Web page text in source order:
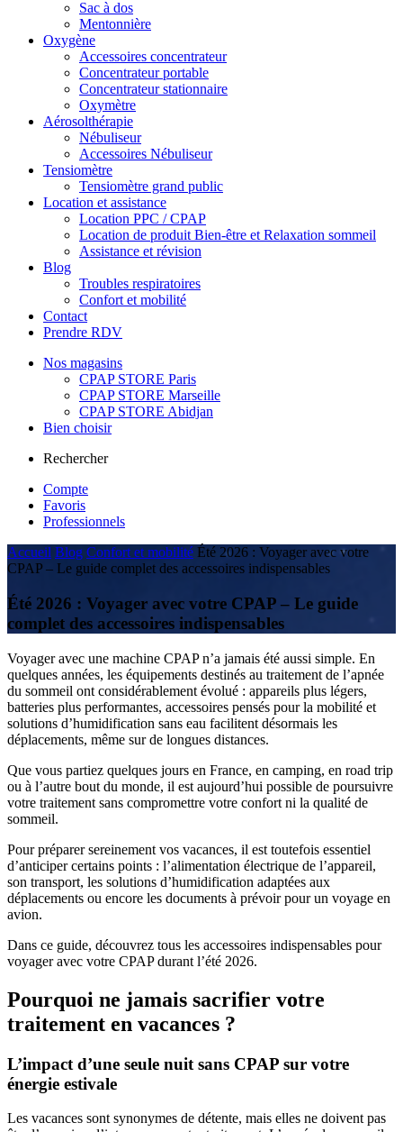
Sac à dos
Mentonnière
Oxygène
Accessoires concentrateur
Concentrateur portable
Concentrateur stationnaire
Oxymètre
Aérosolthérapie
Nébuliseur
Accessoires Nébuliseur
Tensiomètre
Tensiomètre grand public
Location et assistance
Location PPC / CPAP
Location de produit Bien-être et Relaxation sommeil
Assistance et révision
Blog
Troubles respiratoires
Confort et mobilité
Contact
Prendre RDV
Nos magasins
CPAP STORE Paris
CPAP STORE Marseille
CPAP STORE Abidjan
Bien choisir
Rechercher
Compte
Favoris
Professionnels
Accueil Blog Confort et mobilité Été 2026 : Voyager avec votre
CPAP – Le guide complet des accessoires indispensables
Été 2026 : Voyager avec votre CPAP – Le guide
complet des accessoires indispensables
Voyager avec une machine CPAP n’a jamais été aussi simple. En
quelques années, les équipements destinés au traitement de l’apnée
du sommeil ont considérablement évolué : appareils plus légers,
batteries plus performantes, accessoires pensés pour la mobilité et
solutions d’humidification sans eau facilitent désormais les
déplacements, même sur de longues distances.
Que vous partiez quelques jours en France, en camping, en road trip
ou à l’autre bout du monde, il est aujourd’hui possible de poursuivre
votre traitement sans compromettre votre confort ni la qualité de
sommeil.
Pour préparer sereinement vos vacances, il est toutefois essentiel
d’anticiper certains points : l’alimentation électrique de l’appareil,
son transport, les solutions d’humidification adaptées aux
déplacements ou encore les documents à prévoir pour un voyage en
avion.
Dans ce guide, découvrez tous les accessoires indispensables pour
voyager avec votre CPAP durant l’été 2026.
Pourquoi ne jamais sacrifier votre
traitement en vacances ?
L’impact d’une seule nuit sans CPAP sur votre
énergie estivale
Les vacances sont synonymes de détente, mais elles ne doivent pas